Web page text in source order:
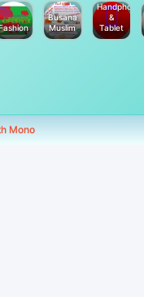
Busana
Muslim
Handphone
&
Tablet
Mono